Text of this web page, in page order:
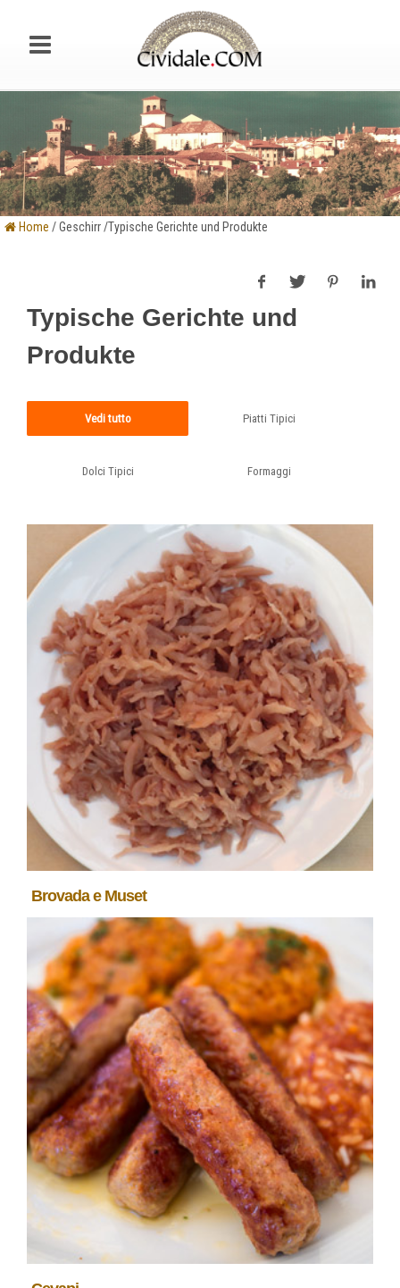
Home / Geschirr /Typische Gerichte und Produkte
Typische Gerichte und
Produkte
Vedi tutto Piatti Tipici
Dolci Tipici Formaggi
Brovada e Muset